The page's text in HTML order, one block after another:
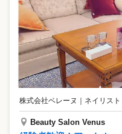
株式会社ベレーヌ ネイリス
Beauty Salon Venus